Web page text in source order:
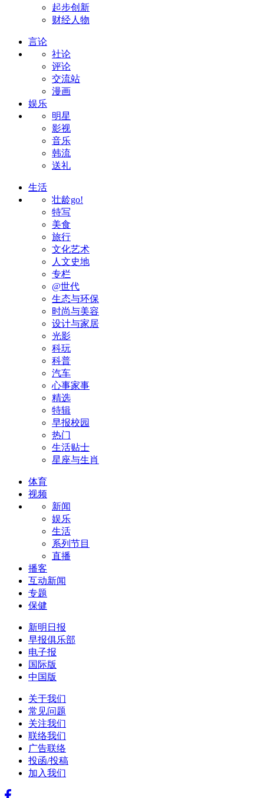
起步创新
财经人物
言论
社论
评论
交流站
漫画
娱乐
明星
影视
音乐
韩流
送礼
生活
壮龄go!
特写
美食
旅行
文化艺术
人文史地
专栏
@世代
生态与环保
时尚与美容
设计与家居
光影
科玩
科普
汽车
心事家事
精选
特辑
早报校园
热门
生活贴士
星座与生肖
体育
视频
新闻
娱乐
生活
系列节目
直播
播客
互动新闻
专题
保健
新明日报
早报俱乐部
电子报
国际版
中国版
关于我们
常见问题
关注我们
联络我们
广告联络
投函/投稿
加入我们